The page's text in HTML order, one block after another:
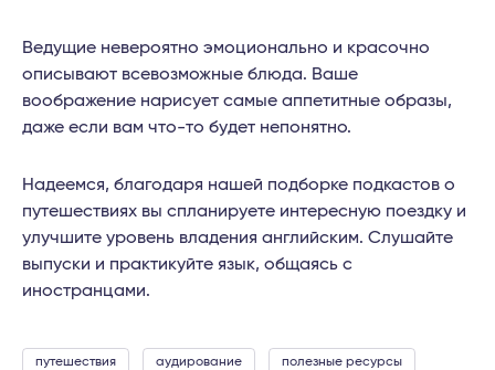
Ведущие невероятно эмоционально и красочно
описывают всевозможные блюда. Ваше
воображение нарисует самые аппетитные образы,
даже если вам что-то будет непонятно.
Надеемся, благодаря нашей подборке подкастов о
путешествиях вы спланируете интересную поездку и
улучшите уровень владения английским. Слушайте
выпуски и практикуйте язык, общаясь с
иностранцами.
путешествия аудирование полезные ресурсы